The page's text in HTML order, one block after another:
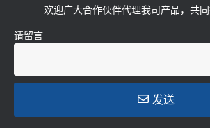
欢迎广大合作伙伴代理我司产品，共
请留言
发送